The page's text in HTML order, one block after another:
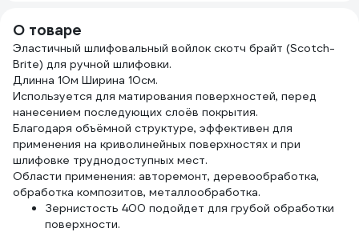
О товаре
Эластичный шлифовальный войлок скотч брайт (Scotch-
Brite) для ручной шлифовки.
Длинна 10м Ширина 10см.
Используется для матирования поверхностей, перед
нанесением последующих слоёв покрытия.
Благодаря объёмной структуре, эффективен для
применения на криволинейных поверхностях и при
шлифовке труднодоступных мест.
Области применения: авторемонт, деревообработка,
обработка композитов, металлообработка.
Зернистость 400 подойдет для грубой обработки
поверхности.